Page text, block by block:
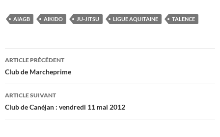
AIAGB AIKIDO JU-JITSU LIGUE AQUITAINE TALENCE
Navigation
des
articles
ARTICLE PRÉCÉDENT
Club de Marcheprime
ARTICLE SUIVANT
Club de Canéjan : vendredi 11 mai 2012